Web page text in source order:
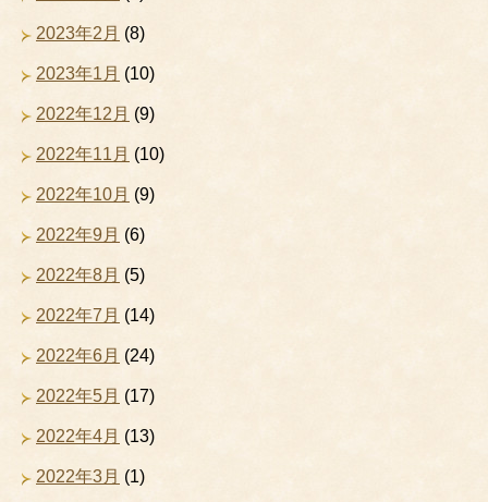
2023年2月 (8)
2023年1月 (10)
2022年12月 (9)
2022年11月 (10)
2022年10月 (9)
2022年9月 (6)
2022年8月 (5)
2022年7月 (14)
2022年6月 (24)
2022年5月 (17)
2022年4月 (13)
2022年3月 (1)